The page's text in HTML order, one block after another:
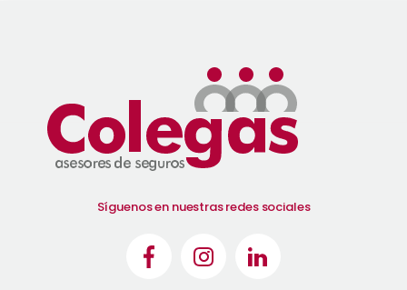
Síguenos en nuestras redes sociales